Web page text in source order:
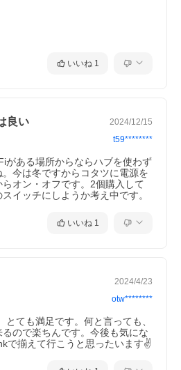
いいね 1
良い 2024/12/15
t59********
がある場所からならハブを使わず
今は冬ですからコタツに電源を
オン・オフです。2個購入して
イッチにしようか考え中です。
いいね 1
2024/4/23
otw********
ても満足です。何と言っても、
ので楽ちんです。今後も気にな
で揃えて行こうと思ったいます✌️